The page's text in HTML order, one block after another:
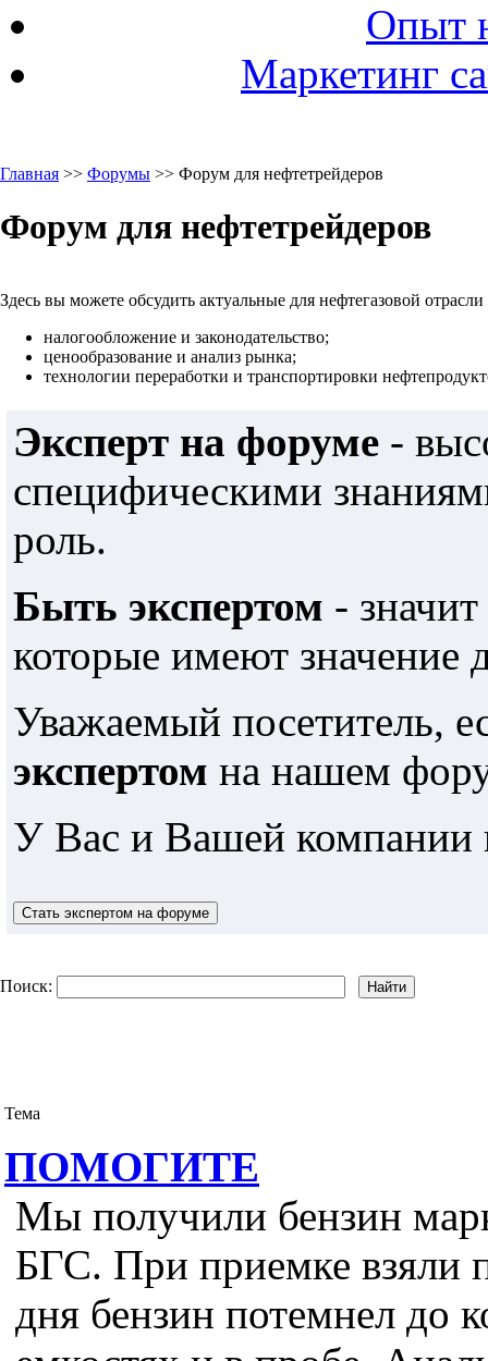
Опыт
Маркетинг
Главная >> Форумы >> Форум для нефтетрейдеров
Форум для нефтетрейдеров
Здесь вы можете обсудить актуальные для нефтегазовой
налогообложение и законодательство;
ценообразование и анализ рынка;
технологии переработки и транспортировки
Эксперт на форуме -
специфическими
роль.
Быть экспертом -
которые имеют
Уважаемый посетитель,
экспертом на нашем
У Вас и Вашей компании
Поиск:
Тема
ПОМОГИТЕ
Мы получили бензин
БГС. При приемке взяли
дня бензин потемнел до